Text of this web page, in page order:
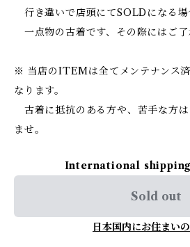
行き違いで店頭にてSOLDになる場
一点物の古着です、その際にはご了
※ 当店のITEMは全てメンテナンス
なります。
古着に抵抗のある方や、苦手な方
ませ。
International
Sold out
日本国内にお住まい